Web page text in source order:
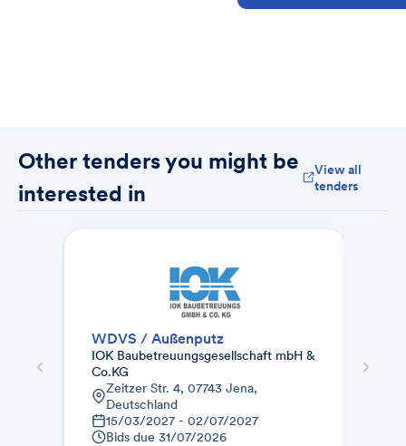
Other tenders you might be
interested in
View all
tenders
WDVS / Außenputz
IOK Baubetreuungsgesellschaft mbH &
Co.KG
Zeitzer Str. 4, 07743 Jena,
Deutschland
15/03/2027 - 02/07/2027
Bids due 31/07/2026